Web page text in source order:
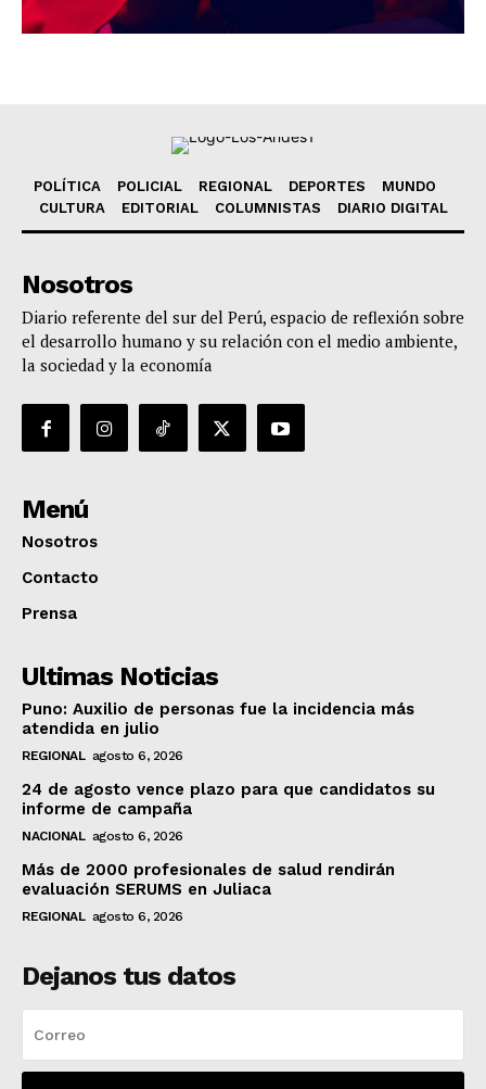
POLÍTICA POLICIAL REGIONAL DEPORTES
MUNDO
CULTURA
EDITORIAL COLUMNISTAS DIARIO DIGITAL
Nosotros
Diario referente del sur del Perú, espacio de reflexión sobre
el desarrollo humano y su relación con el medio ambiente,
la sociedad y la economía
Menú
Nosotros
Contacto
Prensa
Ultimas Noticias
Puno: Auxilio de personas fue la incidencia más
atendida en julio
REGIONAL agosto 6, 2026
24 de agosto vence plazo para que candidatos su
informe de campaña
NACIONAL agosto 6, 2026
Más de 2000 profesionales de salud rendirán
evaluación SERUMS en Juliaca
REGIONAL agosto 6, 2026
Dejanos tus datos